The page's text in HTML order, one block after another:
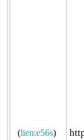
(lien:e56s)